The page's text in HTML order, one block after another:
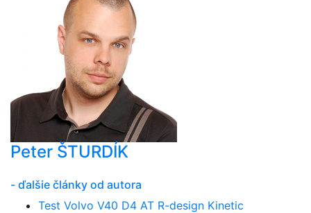
Peter ŠTURDÍK
- ďalšie články od autora
Test Volvo V40 D4 AT R-design Kinetic